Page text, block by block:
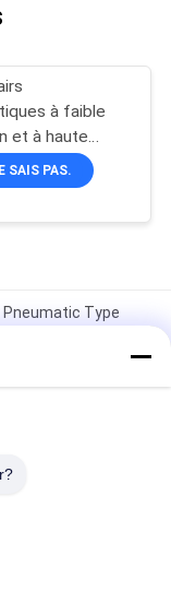
à faible
et à haute
en noir
SAIS PAS.
Pneumatic Type
de bateau,
pour des docks
pneumatique en